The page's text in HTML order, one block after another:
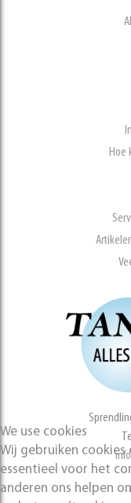
Hoe
We use cookies
Wij gebruiken cookies
essentieel voor het
anderen ons helpen